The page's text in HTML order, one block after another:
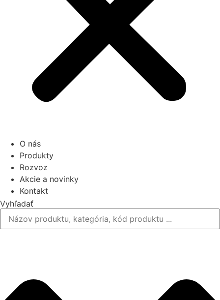
O nás
Produkty
Rozvoz
Akcie a novinky
Kontakt
Vyhľadať